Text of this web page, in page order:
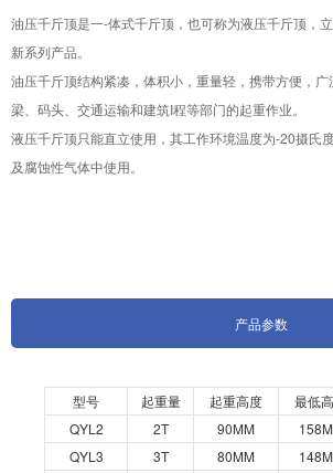
油压千斤顶是一-体式千斤顶，也可称为液压千斤顶，
新系列产品。
油压千斤顶结构紧凑，体积小，重量轻，携带方便，
梁、码头、交通运输和建筑I程等部门的起重作业。
液压千斤顶只能直立使用，其工作环境温度为-20摄氏
及腐蚀性气体中使用。
产品参数
型号 起重量 起重高度 最低
QYL2
2T 90MM
QYL3
3T 80MM